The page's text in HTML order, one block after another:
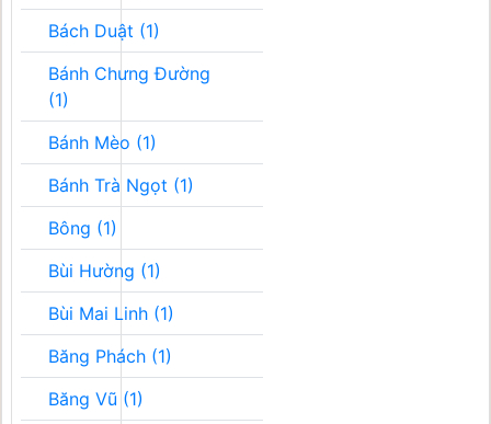
Bách Duật (1)
Bánh Chưng Đường
(1)
Bánh Mèo (1)
Bánh Trà Ngọt (1)
Bông (1)
Bùi Hường (1)
Bùi Mai Linh (1)
Băng Phách (1)
Băng Vũ (1)